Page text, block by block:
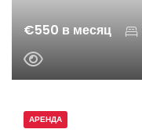
€550 в месяц
АРЕНДА